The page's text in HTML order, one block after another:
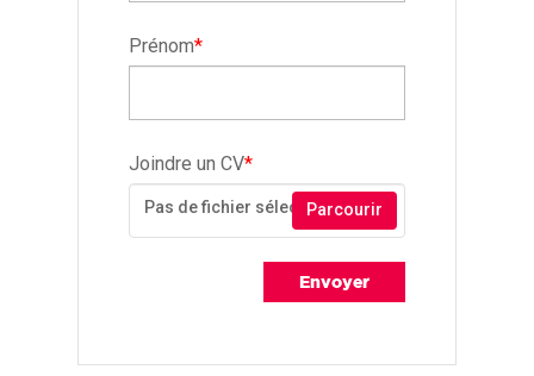
Prénom*
Joindre un CV*
Pas de fichier sélectionnéParcourir
Envoyer